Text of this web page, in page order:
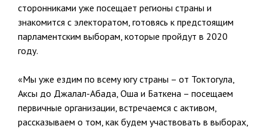
сторонниками уже посещает регионы страны и
знакомится с электоратом, готовясь к предстоящим
парламентским выборам, которые пройдут в 2020
году.
«Мы уже ездим по всему югу страны – от Токтогула,
Аксы до Джалал-Абада, Оша и Баткена – посещаем
первичные организации, встречаемся с активом,
рассказываем о том, как будем участвовать в выборах,